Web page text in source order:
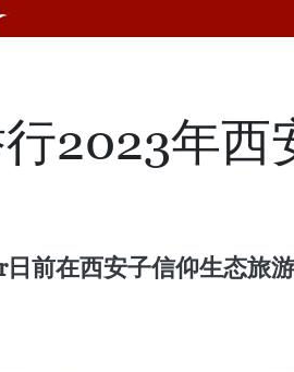
2023年西
前在西安子信仰生态旅